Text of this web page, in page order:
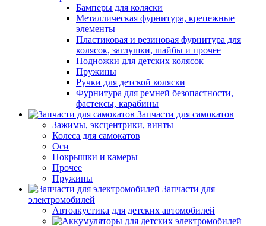
Бамперы для коляски
Металлическая фурнитура, крепежные
элементы
Пластиковая и резиновая фурнитура для
колясок, заглушки, шайбы и прочее
Подножки для детских колясок
Пружины
Ручки для детской коляски
Фурнитура для ремней безопастности,
фастексы, карабины
Запчасти для самокатов
Зажимы, эксцентрики, винты
Колеса для самокатов
Оси
Покрышки и камеры
Прочее
Пружины
Запчасти для
электромобилей
Автоакустика для детских автомобилей